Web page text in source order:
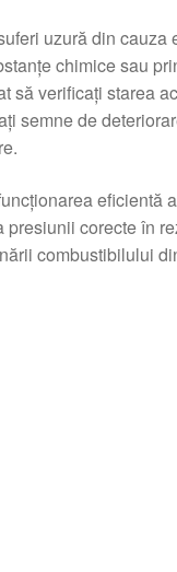
uzură din cauza
chimice sau
să verificați starea
semne de
eficientă
corecte în
combustibilului